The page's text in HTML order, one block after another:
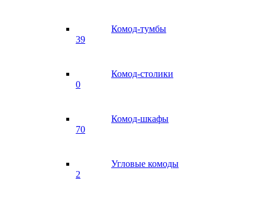
Комод-тумбы
39
Комод-столики
0
Комод-шкафы
70
Угловые комоды
2